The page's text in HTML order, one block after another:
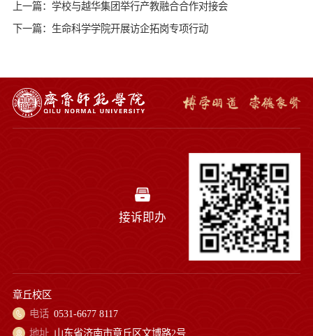
上一篇：学校与越华集团举行产教融合合作对接会
下一篇：生命科学学院开展访企拓岗专项行动
接诉即办
章丘校区
电话 0531-6677 8117
地址 山东省济南市章丘区文博路2号